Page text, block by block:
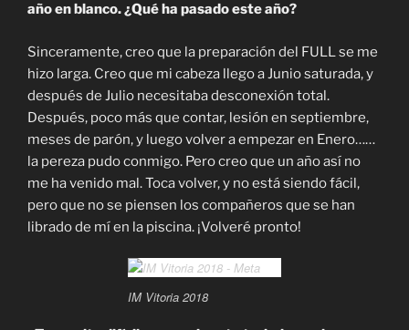
año en blanco. ¿Qué ha pasado este año?
Sinceramente, creo que la preparación del FULL se me
hizo larga. Creo que mi cabeza llego a Junio saturada, y
después de Julio necesitaba desconexión total.
Después, poco más que contar, lesión en septiembre,
meses de parón, y luego volver a empezar en Enero……
la pereza pudo conmigo. Pero creo que un año así no
me ha venido mal. Toca volver, y no está siendo fácil,
pero que no se piensen los compañeros que se han
librado de mí en la piscina. ¡Volveré pronto!
IM Vitoria 2018